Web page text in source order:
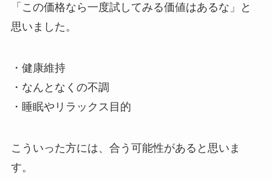
「この価格なら一度試してみる価値はあるな」と
思いました。
・健康維持
・なんとなくの不調
・睡眠やリラックス目的
こういった方には、合う可能性があると思いま
す。